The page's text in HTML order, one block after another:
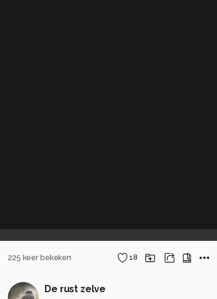
225 keer bekeken 18
De rust zelve